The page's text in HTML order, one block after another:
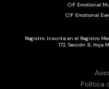
CIF Emotional
CIF Emotional
Registro: Inscrita en el Registro
172, Sección 8, Hoja
Política